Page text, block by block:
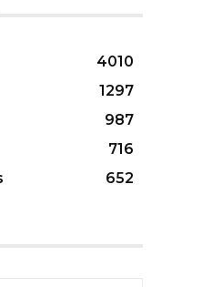
4010
1297
987
716
652